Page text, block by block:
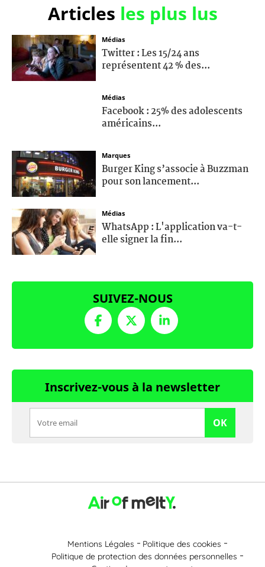
Articles les plus lus
Médias
Twitter : Les 15/24 ans
représentent 42 % des...
Médias
Facebook : 25% des adolescents
américains...
Marques
Burger King s’associe à Buzzman
pour son lancement...
Médias
WhatsApp : L'application va-t-
elle signer la fin...
SUIVEZ-NOUS
Inscrivez-vous à la newsletter
OK
Mentions Légales
Politique des cookies
Politique de protection des données personnelles